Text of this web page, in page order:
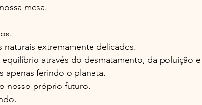
mesa.
naturais extremamente delicados.
através do desmatamento, da poluição
apenas ferindo o planeta.
nosso próprio futuro.